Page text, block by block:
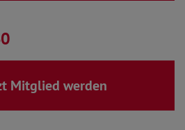
Mitglied werden